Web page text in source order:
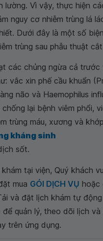
lường. Vì vậy, thực hiện
nguy cơ nhiễm trùng lá
Dưới đây là một số
trùng sau phẫu thuật
các chủng ngừa cả trước
vắc xin phế cầu khuẩn
não và Haemophilus
lại bệnh viêm phổi,
trùng máu, xương và
kháng sinh
sốt.
tại viện, Quý khách
mua GÓI DỊCH VỤ hoặc
và đặt lịch khám tự
để quản lý, theo dõi lịch
trên ứng dụng.